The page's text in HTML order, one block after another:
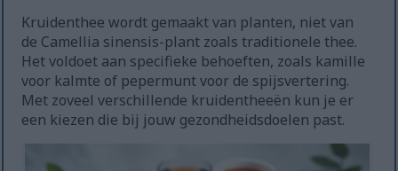
Kruidenthee wordt gemaakt van planten, niet van
de Camellia sinensis-plant zoals traditionele thee.
Het voldoet aan specifieke behoeften, zoals kamille
voor kalmte of pepermunt voor de spijsvertering.
Met zoveel verschillende kruidentheeën kun je er
een kiezen die bij jouw gezondheidsdoelen past.